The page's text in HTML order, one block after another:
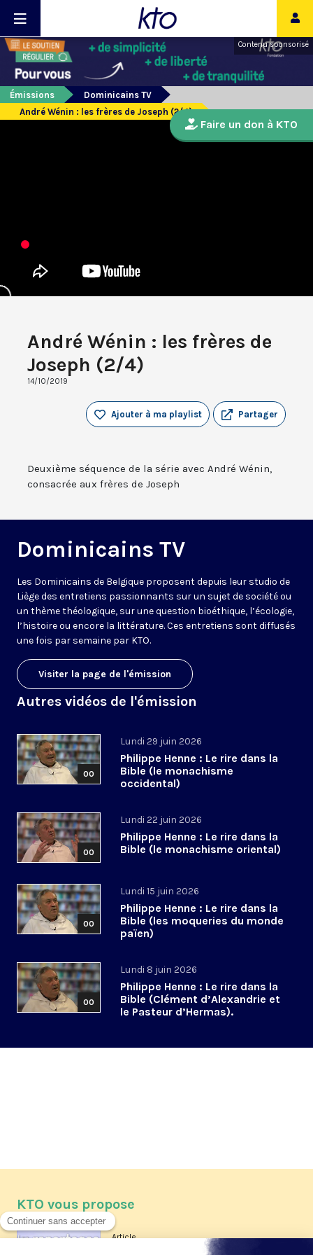
Contenu sponsorisé
Émissions
Dominicains TV
André Wénin : les frères de Joseph (2/4)
André Wénin : les frères de
Joseph (2/4)
14/10/2019
Partager
Ajouter à ma playlist
Deuxième séquence de la série avec André Wénin,
consacrée aux frères de Joseph
Dominicains TV
Les Dominicains de Belgique proposent depuis leur studio de
Liège des entretiens passionnants sur un sujet de société ou
un thème théologique, sur une question bioéthique, l’écologie,
l’histoire ou encore la littérature. Ces entretiens sont diffusés
une fois par semaine par KTO.
Visiter la page de l'émission
Autres vidéos de l'émission
00
Lundi 29 juin 2026
Philippe Henne : Le rire dans la
Bible (le monachisme
occidental)
00
Lundi 22 juin 2026
Philippe Henne : Le rire dans la
Bible (le monachisme oriental)
00
Lundi 15 juin 2026
Philippe Henne : Le rire dans la
Bible (les moqueries du monde
païen)
00
Lundi 8 juin 2026
Philippe Henne : Le rire dans la
Bible (Clément d’Alexandrie et
le Pasteur d’Hermas).
Faire un don à KTO
KTO vous propose
Article